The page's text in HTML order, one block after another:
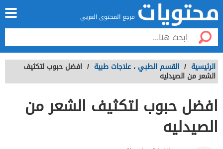
مرجع المحتوى العربي
الرئيسية / القسم الطبي ، علاجات طبية / افضل حبوب لتكثيف
الشعر من الصيدليه
افضل حبوب لتكثيف الشعر من
الصيدليه